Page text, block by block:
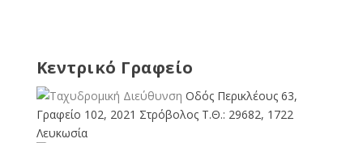
Κεντρικό Γραφείο
Οδός Περικλέους 63,
Γραφείο 102, 2021 Στρόβολος Τ.Θ.: 29682, 1722
Λευκωσία